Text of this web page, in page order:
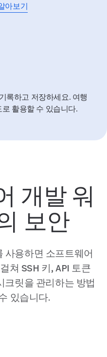
아보기
록하고 저장하세요. 여행
활용할 수 있습니다.
개발 워
보안
사용하면 소프트웨어
쳐 SSH 키, API 토큰
크릿을 관리하는 방법
있습니다.